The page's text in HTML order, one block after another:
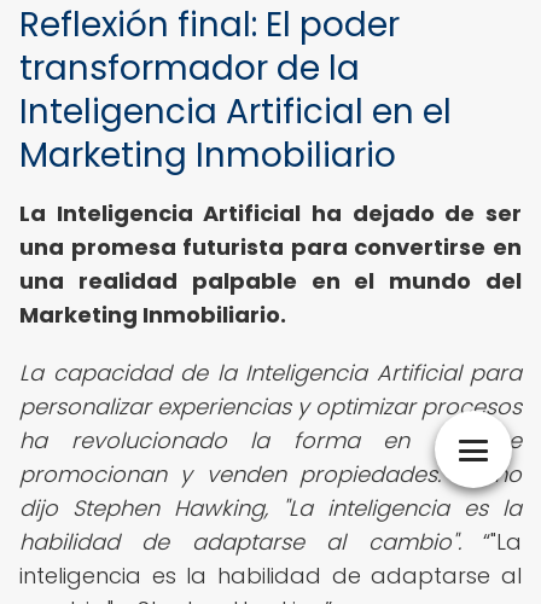
Reflexión final: El poder
transformador de la
Inteligencia Artificial en el
Marketing Inmobiliario
La Inteligencia Artificial ha dejado de ser
una promesa futurista para convertirse en
una realidad palpable en el mundo del
Marketing Inmobiliario.
La capacidad de la Inteligencia Artificial para
personalizar experiencias y optimizar procesos
ha revolucionado la forma en que se
promocionan y venden propiedades. Como
dijo Stephen Hawking, "La inteligencia es la
habilidad de adaptarse al cambio".
"La
inteligencia es la habilidad de adaptarse al